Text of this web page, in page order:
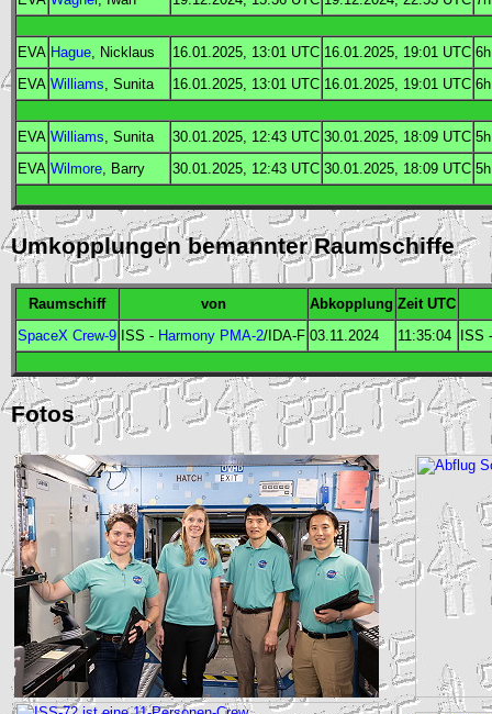
EVA Hague , Nicklaus 16.01.2025, 13:01 UTC 16.01.2025, 19:01 UTC
EVA Williams , Sunita 16.01.2025, 13:01 UTC 16.01.2025, 19:01 UTC
EVA Williams , Sunita 30.01.2025, 12:43 UTC 30.01.2025, 18:09 UTC
EVA Wilmore , Barry 30.01.2025, 12:43 UTC 30.01.2025, 18:09 UTC
Umkopplungen bemannter Raumschiffe
Raumschiff von Abkopplung Zeit UTC
SpaceX Crew-9 ISS - Harmony PMA-2/ IDA-F 03.11.2024 11:35:04 ISS
Fotos